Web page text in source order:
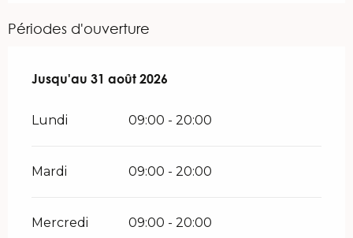
Périodes d'ouverture
Du7 avril 2026au 31 août 2026
Jusqu'au 31 août 2026
Lundi 09:00 - 20:00
Mardi 09:00 - 20:00
Mercredi 09:00 - 20:00